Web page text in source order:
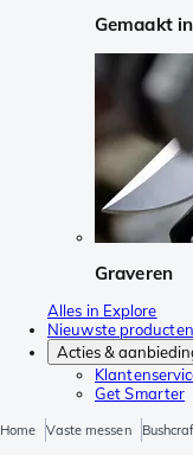
Gemaakt
Graveren
Alles in Explore
Nieuwste producten
Acties &
Get Smarter
Home Vaste messen